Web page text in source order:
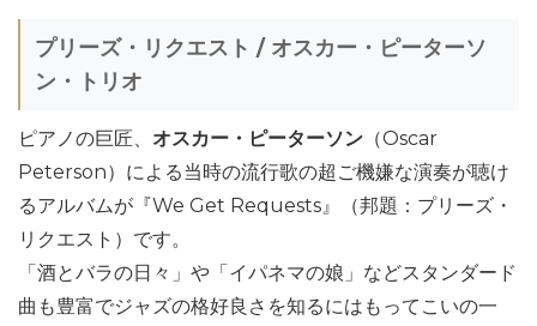
プリーズ・リクエスト / オスカー・ピーターソ
ン・トリオ
ピアノの巨匠、 オスカー・ピーターソン （Oscar
Peterson）による当時の流行歌の超ご機嫌な演奏が聴け
るアルバムが『We Get Requests』（邦題：プリーズ・
リクエスト）です。
「酒とバラの日々」や「イパネマの娘」などスタンダード
曲も豊富でジャズの格好良さを知るにはもってこいの一